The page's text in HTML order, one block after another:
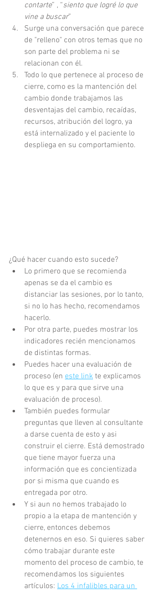
contarte” , “siento que logré lo que
vine a buscar”
Surge una conversación que parece
de "relleno" con otros temas que no
son parte del problema ni se
relacionan con él.
Todo lo que pertenece al proceso de
cierre, como es la mantención del
cambio donde trabajamos las
desventajas del cambio, recaídas,
recursos, atribución del logro, ya
está internalizado y el paciente lo
despliega en su comportamiento.
¿Qué hacer cuando esto sucede?
Lo primero que se recomienda
apenas se da el cambio es
distanciar las sesiones, por lo tanto,
si no lo has hecho, recomendamos
hacerlo.
Por otra parte, puedes mostrar los
indicadores recién mencionamos
de distintas formas.
Puedes hacer una evaluación de
proceso (en este link te explicamos
lo que es y para que sirve una
evaluación de proceso).
También puedes formular
preguntas que lleven al consultante
a darse cuenta de esto y asi
construir el cierre. Está demostrado
que tiene mayor fuerza una
información que es concientizada
por si misma que cuando es
entregada por otro.
Y si aun no hemos trabajado lo
propio a la etapa de mantención y
cierre, entonces debemos
detenernos en eso. Si quieres saber
cómo trabajar durante este
momento del proceso de cambio, te
recomendamos los siguientes
artículos: Los 4 infalibles para un